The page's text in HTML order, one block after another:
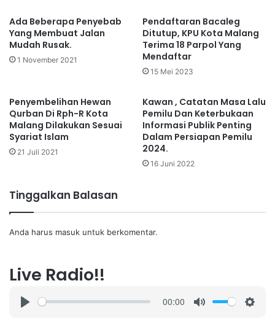
Ada Beberapa Penyebab
Yang Membuat Jalan
Mudah Rusak.
1 November 2021
Pendaftaran Bacaleg
Ditutup, KPU Kota Malang
Terima 18 Parpol Yang
Mendaftar
15 Mei 2023
Penyembelihan Hewan
Qurban Di Rph-R Kota
Malang Dilakukan Sesuai
Syariat Islam
21 Juli 2021
Kawan , Catatan Masa Lalu
Pemilu Dan Keterbukaan
Informasi Publik Penting
Dalam Persiapan Pemilu
2024.
16 Juni 2022
Tinggalkan Balasan
Anda harus masuk untuk berkomentar.
Live Radio!!
00:00